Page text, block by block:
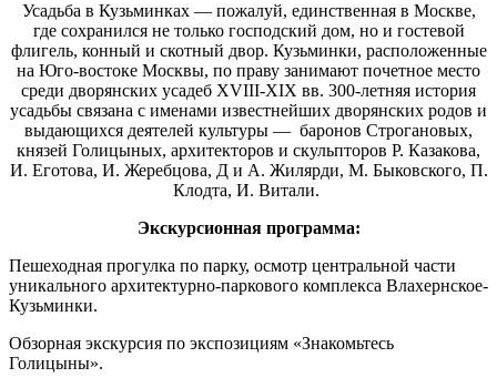
Усадьба в Кузьминках — пожалуй, единственная в Москве,
где сохранился не только господский дом, но и гостевой
флигель, конный и скотный двор. Кузьминки, расположенные
на Юго-востоке Москвы, по праву занимают почетное место
среди дворянских усадеб XVIII-XIX вв. 300-летняя история
усадьбы связана с именами известнейших дворянских родов и
выдающихся деятелей культуры — баронов Строгановых,
князей Голицыных, архитекторов и скульпторов Р. Казакова,
И. Еготова, И. Жеребцова, Д и А. Жилярди, М. Быковского, П.
Клодта, И. Витали.
Экскурсионная программа:
Пешеходная прогулка по парку, осмотр центральной части
уникального архитектурно-паркового комплекса Влахернское-
Кузьминки.
Обзорная экскурсия по экспозициям «Знакомьтесь
Голицыны».